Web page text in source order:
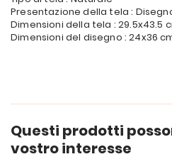
Presentazione della tela :
Dimensioni della tela : 29.5x43.5
Dimensioni del disegno : 24x36
Questi prodotti
vostro interesse